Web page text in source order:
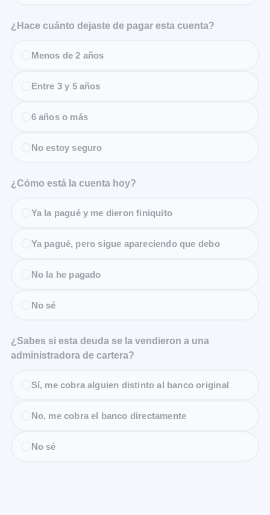
¿Hace cuánto dejaste de pagar esta cuenta?
Menos de 2 años
Entre 3 y 5 años
6 años o más
No estoy seguro
¿Cómo está la cuenta hoy?
Ya la pagué y me dieron finiquito
Ya pagué, pero sigue apareciendo que debo
No la he pagado
No sé
¿Sabes si esta deuda se la vendieron a una
administradora de cartera?
Sí, me cobra alguien distinto al banco original
No, me cobra el banco directamente
No sé